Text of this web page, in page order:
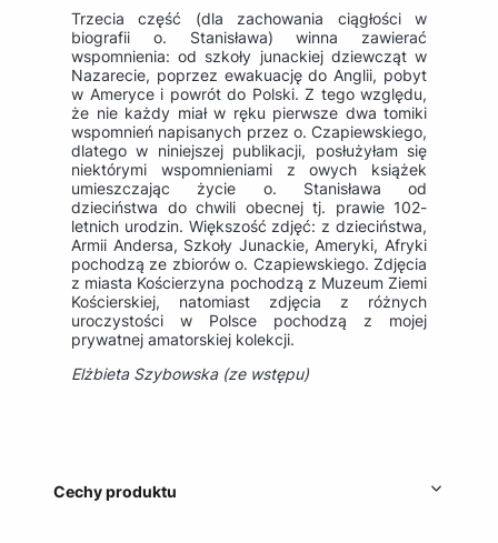
Trzecia część (dla zachowania ciągłości w
biografii o. Stanisława) winna zawierać
wspomnienia: od szkoły junackiej dziewcząt w
Nazarecie, poprzez ewakuację do Anglii, pobyt
w Ameryce i powrót do Polski. Z tego względu,
że nie każdy miał w ręku pierwsze dwa tomiki
wspomnień napisanych przez o. Czapiewskiego,
dlatego w niniejszej publikacji, posłużyłam się
niektórymi wspomnieniami z owych książek
umieszczając życie o. Stanisława od
dzieciństwa do chwili obecnej tj. prawie 102-
letnich urodzin. Większość zdjęć: z dzieciństwa,
Armii Andersa, Szkoły Junackie, Ameryki, Afryki
pochodzą ze zbiorów o. Czapiewskiego. Zdjęcia
z miasta Kościerzyna pochodzą z Muzeum Ziemi
Kościerskiej, natomiast zdjęcia z różnych
uroczystości w Polsce pochodzą z mojej
prywatnej amatorskiej kolekcji.
Elżbieta Szybowska (ze wstępu)
Cechy produktu